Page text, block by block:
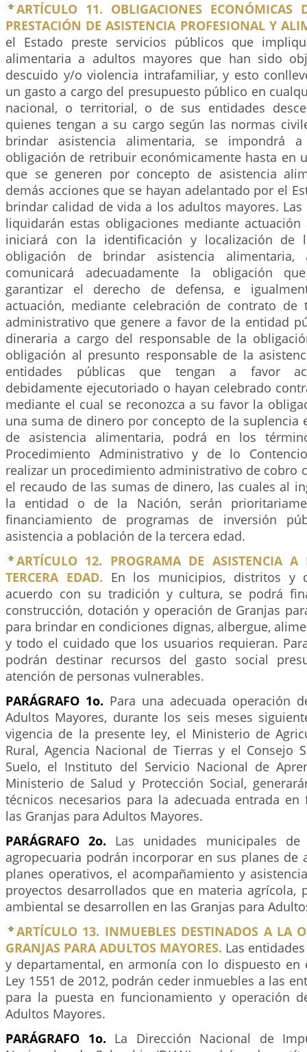
ARTÍCULO 11. OBLIGACIONES ECONÓMICAS
PRESTACIÓN DE ASISTENCIA PROFESIONAL Y
el Estado preste servicios públicos que
alimentaria a adultos mayores que han sido
descuido y/o violencia intrafamiliar, y esto
un gasto a cargo del presupuesto público en
nacional, o territorial, o de sus entidades
quienes tengan a su cargo según las normas
brindar asistencia alimentaria, se impondrá
obligación de retribuir económicamente hasta en
que se generen por concepto de asistencia
demás acciones que se hayan adelantado por el
brindar calidad de vida a los adultos mayores.
liquidarán estas obligaciones mediante
iniciará con la identificación y localización de
obligación de brindar asistencia
comunicará adecuadamente la obligación
garantizar el derecho de defensa, e
actuación, mediante celebración de contrato de
administrativo que genere a favor de la entidad
dineraria a cargo del responsable de la
obligación al presunto responsable de la
entidades públicas que tengan a favor
debidamente ejecutoriado o hayan celebrado
mediante el cual se reconozca a su favor la
una suma de dinero por concepto de la suplencia
de asistencia alimentaria, podrá en los
Procedimiento Administrativo y de lo
realizar un procedimiento administrativo de cobro
el recaudo de las sumas de dinero, las cuales al
la entidad o de la Nación, serán
financiamiento de programas de inversión
asistencia a población de la tercera edad.
ARTÍCULO 12. PROGRAMA DE ASISTENCIA A
TERCERA EDAD. En los municipios, distritos y
acuerdo con su tradición y cultura, se podrá
construcción, dotación y operación de Granjas
para brindar en condiciones dignas, albergue,
y todo el cuidado que los usuarios requieran.
podrán destinar recursos del gasto social
atención de personas vulnerables.
PARÁGRAFO 1o. Para una adecuada operación
Adultos Mayores, durante los seis meses
vigencia de la presente ley, el Ministerio de
Rural, Agencia Nacional de Tierras y el Consejo
Suelo, el Instituto del Servicio Nacional de
Ministerio de Salud y Protección Social,
técnicos necesarios para la adecuada entrada
las Granjas para Adultos Mayores.
PARÁGRAFO 2o. Las unidades municipales de
agropecuaria podrán incorporar en sus planes de
planes operativos, el acompañamiento y
proyectos desarrollados que en materia agrícola,
ambiental se desarrollen en las Granjas para
ARTÍCULO 13. INMUEBLES DESTINADOS A LA
GRANJAS PARA ADULTOS MAYORES. Las
y departamental, en armonía con lo dispuesto
Ley 1551 de 2012, podrán ceder inmuebles a las
para la puesta en funcionamiento y operación
Adultos Mayores.
PARÁGRAFO 1o. La Dirección Nacional de